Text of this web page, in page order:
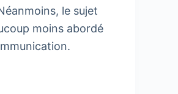
le sujet
moins abordé